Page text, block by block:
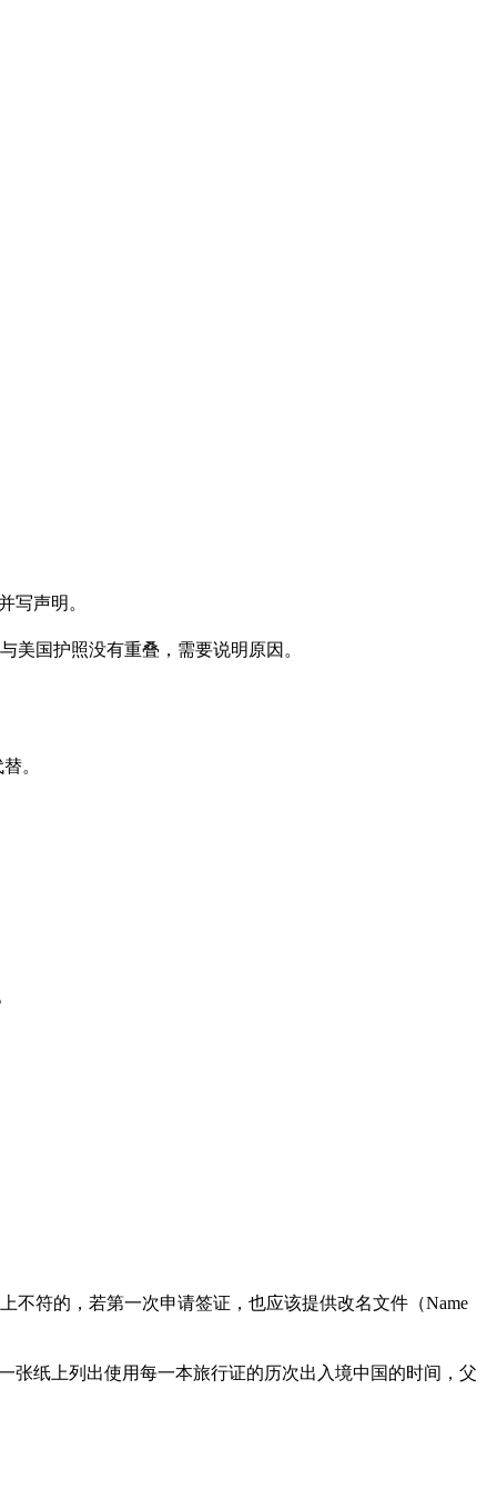
写声明。
美国护照没有重叠，需要说明原因。
。
不符的，若第一次申请签证，也应该提供改名文件（Name
张纸上列出使用每一本旅行证的历次出入境中国的时间，父